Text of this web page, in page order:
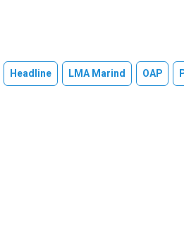
Headline LMA Marind OAP